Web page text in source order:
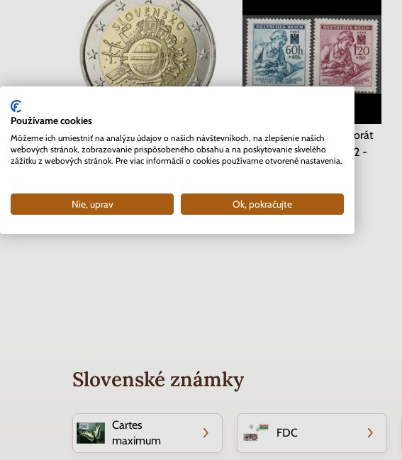
2 EURO Slovensko 2012 -
10. rokov Euro meny
3.70 €
Séria známok Protektorát
Čechy a Morava 1942 -
Červený kríž
0.40 €
Slovenské známky
Cartes
maximum
FDC
Používame cookies
Môžeme ich umiestniť na analýzu údajov o našich návštevníkoch, na zlepšenie našich
webových stránok, zobrazovanie prispôsobeného obsahu a na poskytovanie skvelého
zážitku z webových stránok. Pre viac informácií o cookies používame otvorené nastavenia.
Nie, uprav Ok, pokračujte